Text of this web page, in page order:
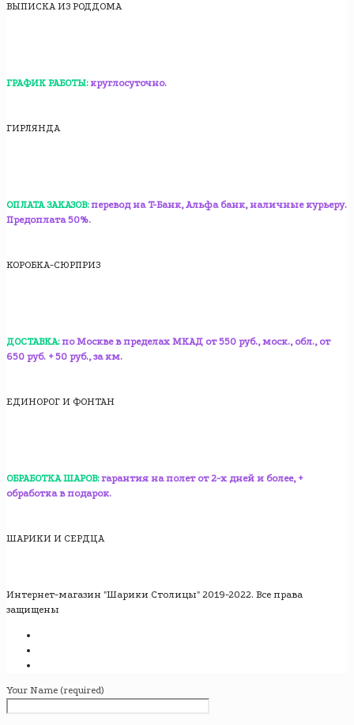
ВЫПИСКА ИЗ РОДДОМА
ГРАФИК РАБОТЫ: круглосуточно.
ГИРЛЯНДА
ОПЛАТА ЗАКАЗОВ: перевод на T-Банк, Альфа банк, наличные курьеру.
Предоплата 50%.
КОРОБКА-СЮРПРИЗ
ДОСТАВКА: по Москве в пределах МКАД от 550 руб., моск., обл., от
650 руб. + 50 руб., за км.
ЕДИНОРОГ И ФОНТАН
ОБРАБОТКА ШАРОВ: гарантия на полет от 2-х дней и более, +
обработка в подарок.
ШАРИКИ И СЕРДЦА
Интернет-магазин "Шарики Столицы" 2019-2022. Все права
защищены
Your Name (required)